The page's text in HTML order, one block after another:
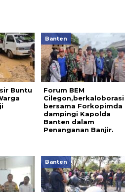
Buntu
Banten
Forum BEM
Cilegon,berkaloborasi
bersama Forkopimda
dampingi Kapolda
Banten dalam
Penanganan Banjir.
Banten